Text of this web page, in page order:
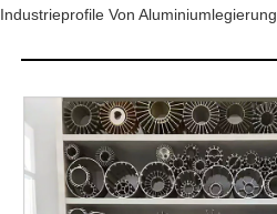
Industrieprofile Von Aluminiumlegierung